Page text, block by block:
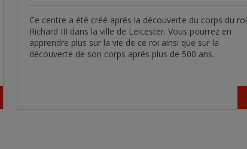
Ce centre a été créé après la découverte du corps du roi
Richard III dans la ville de Leicester. Vous pourrez en
apprendre plus sur la vie de ce roi ainsi que sur la
découverte de son corps après plus de 500 ans.